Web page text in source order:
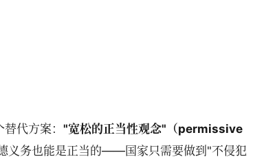
代方案： "宽松的正当性观念"（permissive
义务也能是正当的——国家只需要做到"不侵犯